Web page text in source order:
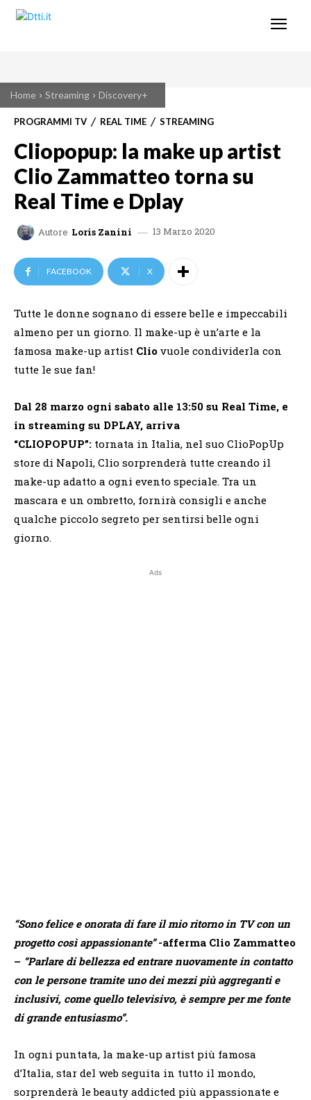
Home Streaming Discovery+
PROGRAMMI TV REAL TIME STREAMING
Cliopopup: la make up artist
Clio Zammatteo torna su
Real Time e Dplay
Autore Loris Zanini 13 Marzo 2020
FACEBOOK X
Tutte le donne sognano di essere belle e impeccabili
almeno per un giorno. Il make-up è un’arte e la
famosa make-up artist Clio vuole condividerla con
tutte le sue fan!
Dal 28 marzo ogni sabato alle 13:50 su Real Time, e
in streaming su DPLAY, arriva
“CLIOPOPUP”: tornata in Italia, nel suo ClioPopUp
store di Napoli, Clio sorprenderà tutte creando il
make-up adatto a ogni evento speciale. Tra un
mascara e un ombretto, fornirà consigli e anche
qualche piccolo segreto per sentirsi belle ogni
giorno.
Ads
“Sono felice e onorata di fare il mio ritorno in TV con un
progetto così appassionante”-afferma Clio Zammatteo
– “Parlare di bellezza ed entrare nuovamente in contatto
con le persone tramite uno dei mezzi più aggreganti e
inclusivi, come quello televisivo, è sempre per me fonte
di grande entusiasmo”.
In ogni puntata, la make-up artist più famosa
d’Italia, star del web seguita in tutto il mondo,
sorprenderà le beauty addicted più appassionate e